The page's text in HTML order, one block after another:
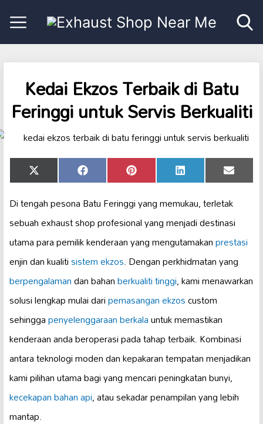
Kedai Ekzos Terbaik di Batu
Feringgi untuk Servis Berkualiti
Share
on
X
(Twitter)
Share
on
Facebook Share
on
Pinterest Share
on
LinkedIn Share
on
Email
Di tengah pesona Batu Feringgi yang memukau, terletak
sebuah exhaust shop profesional yang menjadi destinasi
utama para pemilik kenderaan yang mengutamakanprestasi
enjin dan kualitisistem ekzos. Dengan perkhidmatan yang
berpengalamandan bahanberkualiti tinggi, kami menawarkan
solusi lengkap mulai daripemasangan ekzoscustom
sehinggapenyelenggaraan berkalauntuk memastikan
kenderaan anda beroperasi pada tahap terbaik. Kombinasi
antara teknologi moden dan kepakaran tempatan menjadikan
kami pilihan utama bagi yang mencari peningkatan bunyi,
kecekapan bahan api, atau sekadar penampilan yang lebih
mantap.